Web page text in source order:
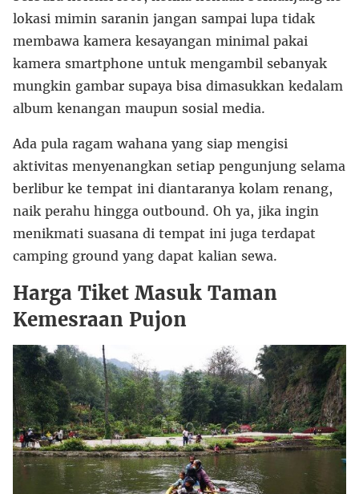
lokasi mimin saranin jangan sampai lupa tidak
membawa kamera kesayangan minimal pakai
kamera smartphone untuk mengambil sebanyak
mungkin gambar supaya bisa dimasukkan kedalam
album kenangan maupun sosial media.
Ada pula ragam wahana yang siap mengisi
aktivitas menyenangkan setiap pengunjung selama
berlibur ke tempat ini diantaranya kolam renang,
naik perahu hingga outbound. Oh ya, jika ingin
menikmati suasana di tempat ini juga terdapat
camping ground yang dapat kalian sewa.
Harga Tiket Masuk Taman
Kemesraan Pujon